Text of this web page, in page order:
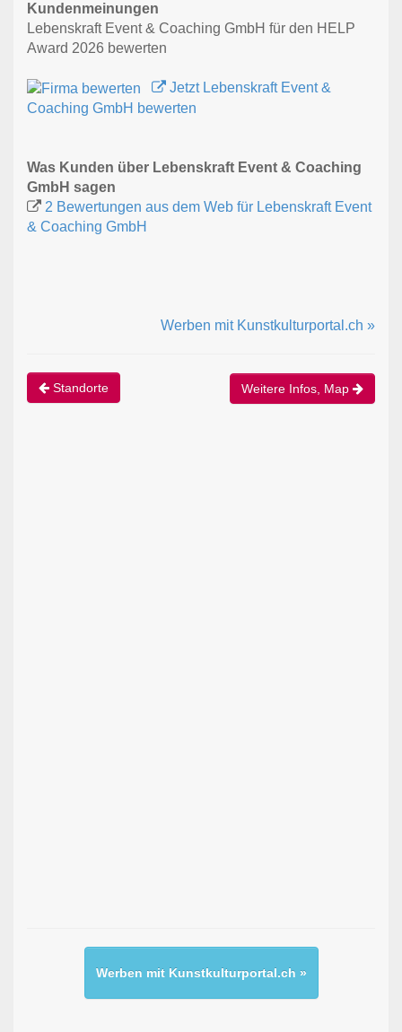
Kundenmeinungen
Lebenskraft Event & Coaching GmbH für den HELP
Award 2026 bewerten
Jetzt Lebenskraft Event &
Coaching GmbH bewerten
Was Kunden über Lebenskraft Event & Coaching
GmbH sagen
2 Bewertungen aus dem Web für Lebenskraft Event
& Coaching GmbH
Werben mit Kunstkulturportal.ch »
Standorte Weitere Infos, Map
Werben mit Kunstkulturportal.ch »